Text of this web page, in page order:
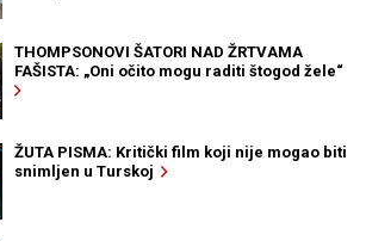
THOMPSONOVI ŠATORI NAD ŽRTVAMA
FAŠISTA: „Oni očito mogu raditi štogod žele“
ŽUTA PISMA: Kritički film koji nije mogao biti
snimljen u Turskoj